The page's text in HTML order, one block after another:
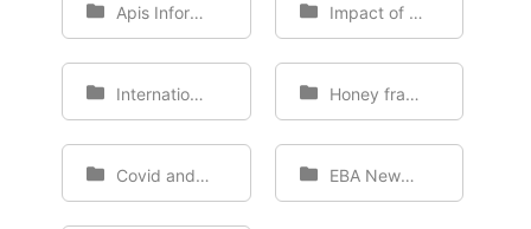
Apis Information Impact of pesticides on bees
International Honey Market Honey fraud
Covid and bee products EBA Newxletters